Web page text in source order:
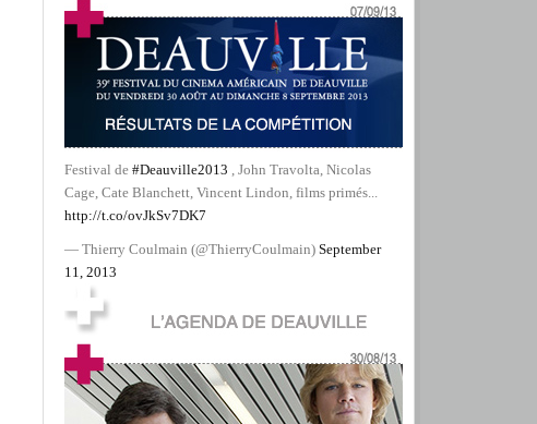
Festival de #Deauville2013 , John Travolta, Nicolas
Cage, Cate Blanchett, Vincent Lindon, films primés...
http://t.co/ovJkSv7DK7
— Thierry Coulmain (@ThierryCoulmain) September
11, 2013